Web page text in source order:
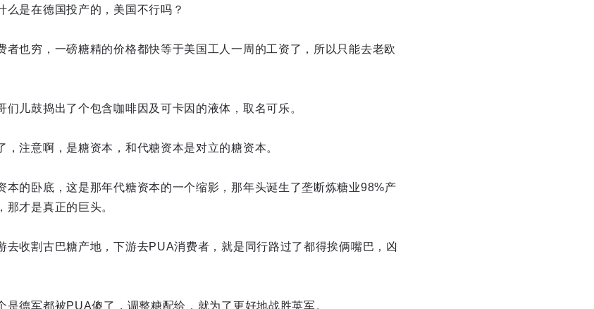
么是在德国投产的，美国不行吗？
者也穷，一磅糖精的价格都快等于美国工人一周的工资了，所以只能去老欧
儿鼓捣出了个包含咖啡因及可卡因的液体，取名可乐。
注意啊，是糖资本，和代糖资本是对立的糖资本。
本的卧底，这是那年代糖资本的一个缩影，那年头诞生了垄断炼糖业98%产
才是真正的巨头。
去收割古巴糖产地，下游去PUA消费者，就是同行路过了都得挨俩嘴巴，凶
是德军都被PUA傻了，调整糖配给，就为了更好地战胜英军。